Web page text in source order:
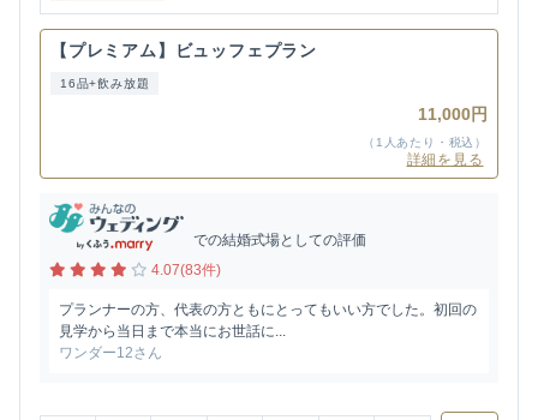
【プレミアム】ビュッフェプラン
16品+飲み放題
11,000円
（1人あたり・税込）
詳細を見る
での結婚式場としての評価
4.07(83件)
プランナーの方、代表の方ともにとってもいい方でした。初回の
見学から当日まで本当にお世話に...
ワンダー12さん